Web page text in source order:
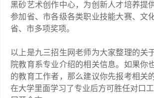
黑砂艺术创作中心，为创新人才培养提
参加省、市各级各类职业技能大赛、文
省、市多项奖项。
以上是九三招生网老师为大家整理的关
院教育系专业介绍的相关信息。如果你
的教育工作者，那么建议你先报考相关
在大学里面学习了专业后方可胜任对口工